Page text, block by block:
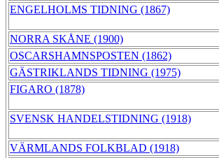
ENGELHOLMS TIDNING (1867)
NORRA SKÅNE (1900)
OSCARSHAMNSPOSTEN (1862)
GÄSTRIKLANDS TIDNING (1975)
FIGARO (1878)
SVENSK HANDELSTIDNING (1918)
VÄRMLANDS FOLKBLAD (1918)